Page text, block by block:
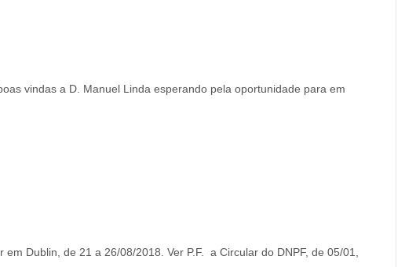
vindas a D. Manuel Linda esperando pela oportunidade para em
Dublin, de 21 a 26/08/2018. Ver P.F. a Circular do DNPF, de 05/01,